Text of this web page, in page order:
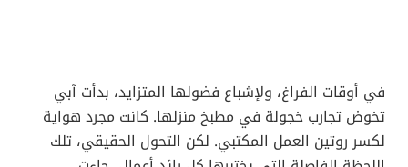
في أوقات الفراغ، ولإشباع فضولها المتزايد، بدأت آبي
تخوض تجارب خجولة في مطبخ منزلها. كانت مجرد هواية
لكسر روتين العمل المكتبي. لكن التحول الحقيقي، تلك